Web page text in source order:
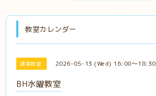
教室カレンダー
通常教室 2026-05-13 (Wed) 16:00～18:30
BH水曜教室